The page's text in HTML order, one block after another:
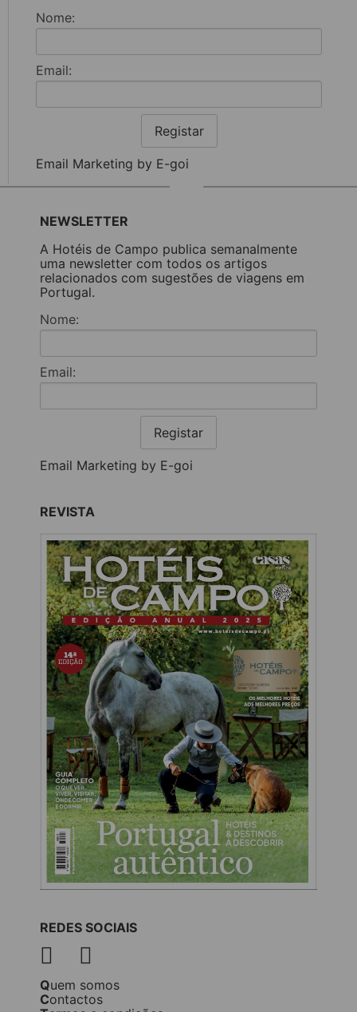
Nome:
Email:
Registar
Email Marketing by E-goi
NEWSLETTER
A Hotéis de Campo publica semanalmente
uma newsletter com todos os artigos
relacionados com sugestões de viagens em
Portugal.
Nome:
Email:
Registar
Email Marketing by E-goi
REVISTA
REDES SOCIAIS
Quem somos
Contactos